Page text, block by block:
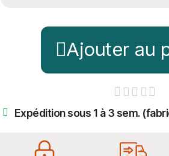
Ajouter au
    
Expédition sous 1 à 3 sem.